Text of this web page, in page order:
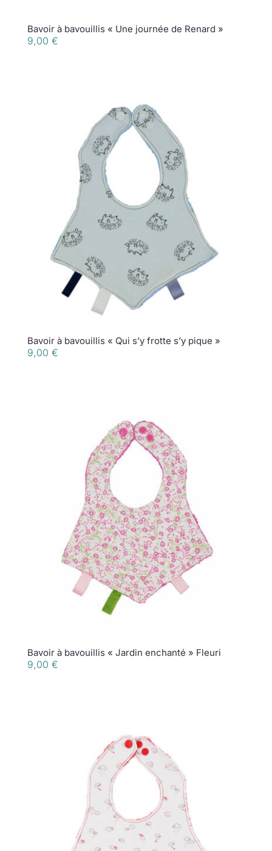
Bavoir à bavouillis « Une journée de Renard »
9,00 €
Bavoir à bavouillis « Qui s’y frotte s’y pique »
9,00 €
Bavoir à bavouillis « Jardin enchanté » Fleuri
9,00 €